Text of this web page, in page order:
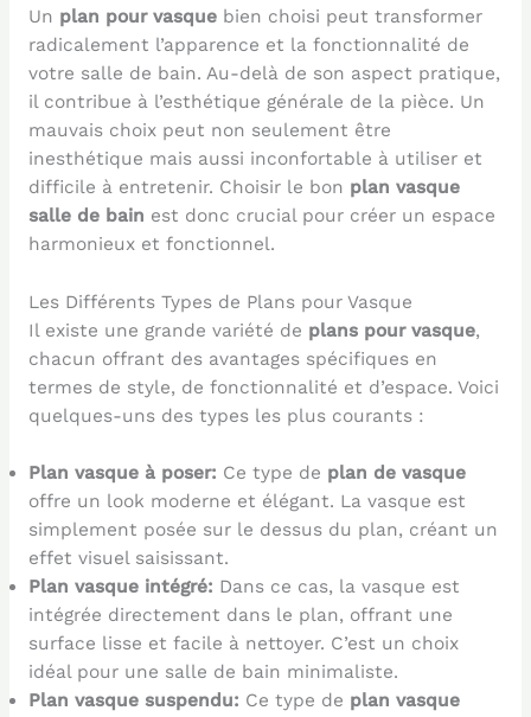
Un plan pour vasquebien choisi peut transformer
radicalement l’apparence et la fonctionnalité de
votre salle de bain. Au-delà de son aspect pratique,
il contribue à l’esthétique générale de la pièce. Un
mauvais choix peut non seulement être
inesthétique mais aussi inconfortable à utiliser et
difficile à entretenir. Choisir le bon plan vasque
salle de bain est donc crucial pour créer un espace
harmonieux et fonctionnel.
Les Différents Types de Plans pour Vasque
Il existe une grande variété de plans pour vasque,
chacun offrant des avantages spécifiques en
termes de style, de fonctionnalité et d’espace. Voici
quelques-uns des types les plus courants :
Plan vasque à poser: Ce type de plan de vasque
offre un look moderne et élégant. La vasque est
simplement posée sur le dessus du plan, créant un
effet visuel saisissant.
Plan vasque intégré: Dans ce cas, la vasque est
intégrée directement dans le plan, offrant une
surface lisse et facile à nettoyer. C’est un choix
idéal pour une salle de bain minimaliste.
Plan vasque suspendu: Ce type de plan vasque